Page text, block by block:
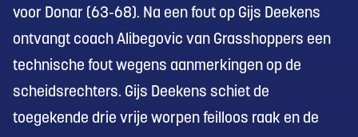
voor Donar (63-68). Na een fout op Gijs Deekens
ontvangt coach Alibegovic van Grasshoppers een
technische fout wegens aanmerkingen op de
scheidsrechters. Gijs Deekens schiet de
toegekende drie vrije worpen feilloos raak en de